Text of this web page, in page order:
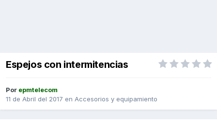
Espejos con intermitencias
Por epmtelecom
11 de Abril del 2017 en Accesorios y equipamiento